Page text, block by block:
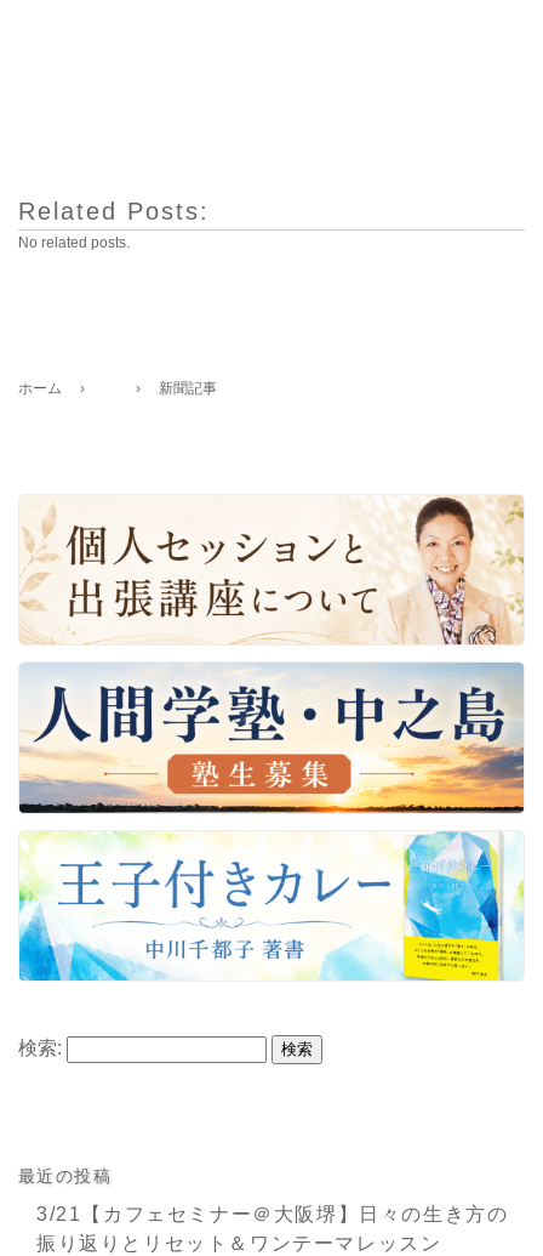
Related Posts:
No related posts.
ホーム › › 新聞記事
検索:
最近の投稿
3/21【カフェセミナー＠大阪堺】日々の生き方の
振り返りとリセット＆ワンテーマレッスン